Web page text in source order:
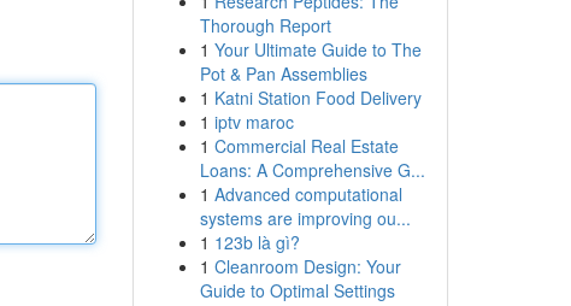
Thorough Report
1 Your Ultimate Guide to The
Pot & Pan Assemblies
1 Katni Station Food Delivery
1 iptv maroc
1 Commercial Real Estate
Loans: A Comprehensive G...
1 Advanced computational
systems are improving ou...
1 123b là gì?
1 Cleanroom Design: Your
Guide to Optimal Settings